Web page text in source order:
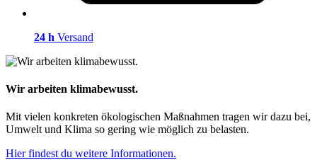
24 h Versand
Wir arbeiten klimabewusst.
Mit vielen konkreten ökologischen Maßnahmen tragen wir dazu bei,
Umwelt und Klima so gering wie möglich zu belasten.
Hier findest du weitere Informationen.